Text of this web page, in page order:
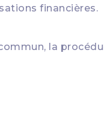
financières.
la